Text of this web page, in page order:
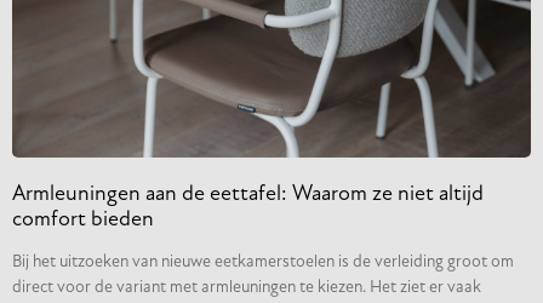
Armleuningen aan de eettafel: Waarom ze niet altijd
comfort bieden
Bij het uitzoeken van nieuwe eetkamerstoelen is de verleiding groot om
direct voor de variant met armleuningen te kiezen. Het ziet er vaak